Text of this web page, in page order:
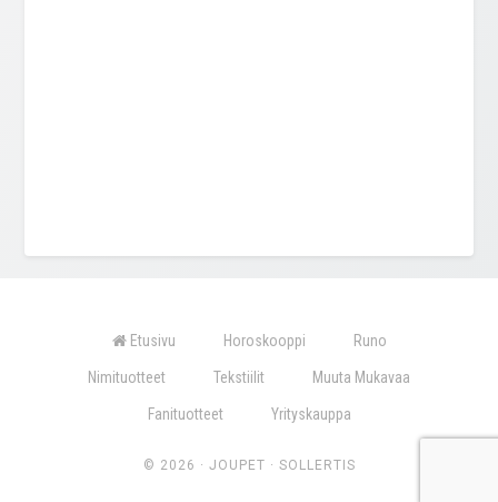
Etusivu Horoskooppi Runo
Nimituotteet Tekstiilit Muuta Mukavaa
Fanituotteet Yrityskauppa
© 2026 · JOUPET · SOLLERTIS